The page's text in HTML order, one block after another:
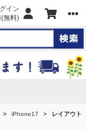
イン
無料)
iPhone17
レイアウト